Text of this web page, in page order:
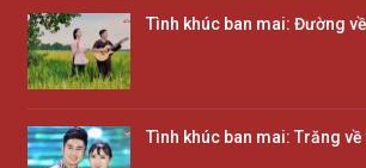
Tình khúc ban mai: Đường
Tình khúc ban mai: Trăng